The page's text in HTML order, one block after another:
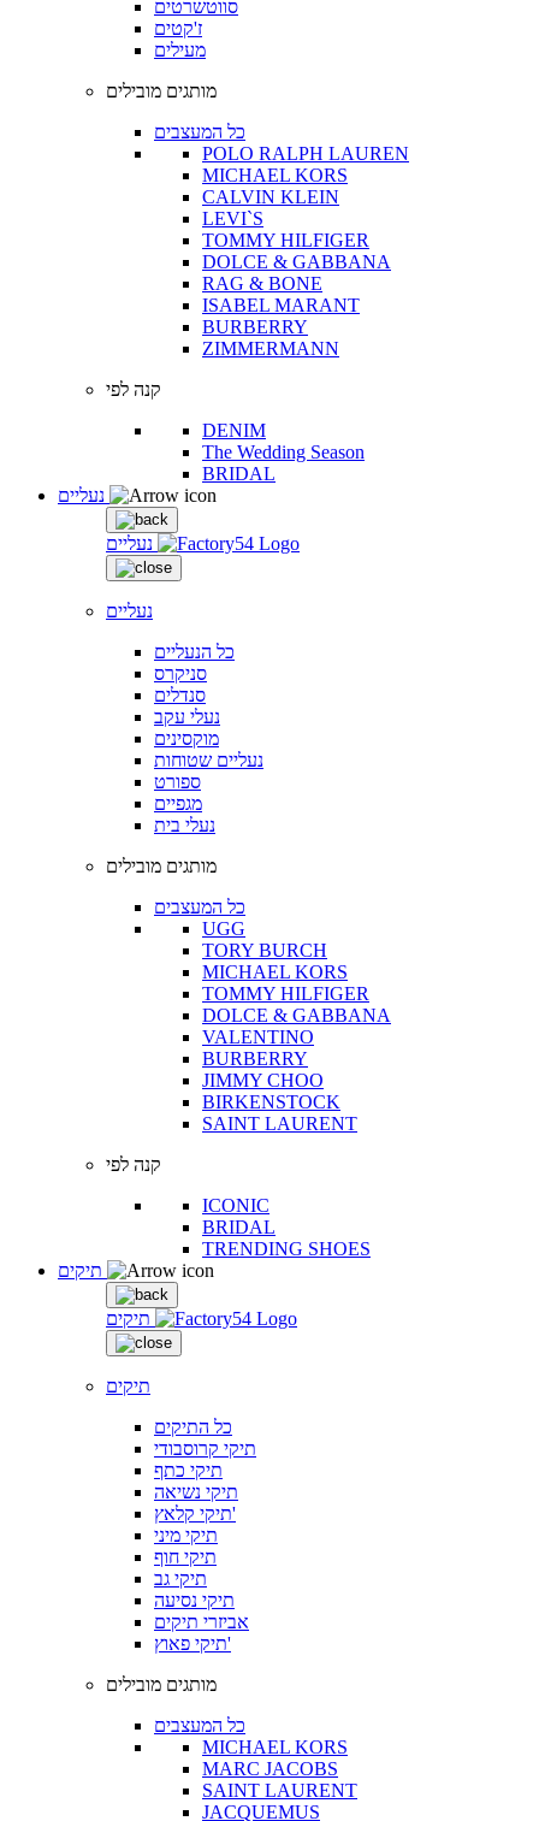
סווטשרטים
ז'קטים
מעילים
מותגים מובילים
כל המעצבים
POLO RALPH LAUREN
MICHAEL KORS
CALVIN KLEIN
LEVI`S
TOMMY HILFIGER
DOLCE & GABBANA
RAG & BONE
ISABEL MARANT
BURBERRY
ZIMMERMANN
קנה לפי
DENIM
The Wedding Season
BRIDAL
נעליים
נעליים
כל הנעליים
סניקרס
סנדלים
נעלי עקב
מוקסינים
נעליים שטוחות
ספורט
מגפיים
נעלי בית
מותגים מובילים
כל המעצבים
UGG
TORY BURCH
MICHAEL KORS
TOMMY HILFIGER
DOLCE & GABBANA
VALENTINO
BURBERRY
JIMMY CHOO
BIRKENSTOCK
SAINT LAURENT
קנה לפי
ICONIC
BRIDAL
TRENDING SHOES
תיקים
תיקים
כל התיקים
תיקי קרוסבודי
תיקי כתף
תיקי נשיאה
תיקי קלאץ'
תיקי מיני
תיקי חוף
תיקי גב
תיקי נסיעה
אביזרי תיקים
תיקי פאוץ'
מותגים מובילים
כל המעצבים
MICHAEL KORS
MARC JACOBS
SAINT LAURENT
JACQUEMUS